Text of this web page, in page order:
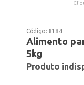
Código: 8184
Alimento
5kg
Produto